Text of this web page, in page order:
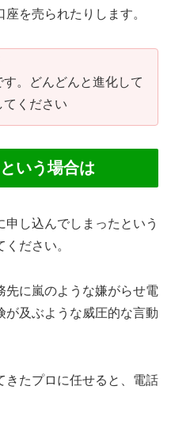
を売られたりします。
。どんどんと進化して
てください
いう場合は
し込んでしまったという
ださい。
先に嵐のような嫌がらせ電
が及ぶような威圧的な言動
きたプロに任せると、電話